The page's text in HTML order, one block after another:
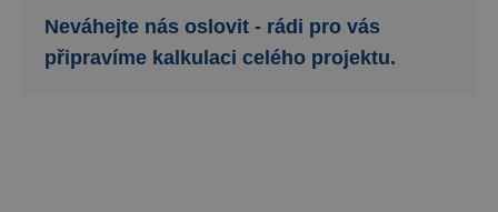
Neváhejte nás oslovit - rádi pro vás
připravíme kalkulaci celého projektu.